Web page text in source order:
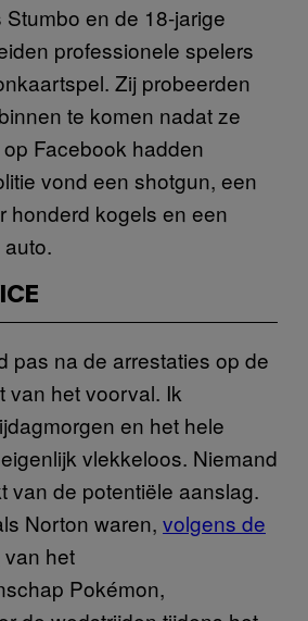
en de 18-jarige
professionele spelers
Zij probeerden
te komen nadat ze
Facebook hadden
vond een shotgun, een
honderd kogels en een
pas na de arrestaties op de
van het voorval. Ik
en het hele
vlekkeloos. Niemand
van de potentiële aanslag.
Norton waren, volgens de
van het
Pokémon,